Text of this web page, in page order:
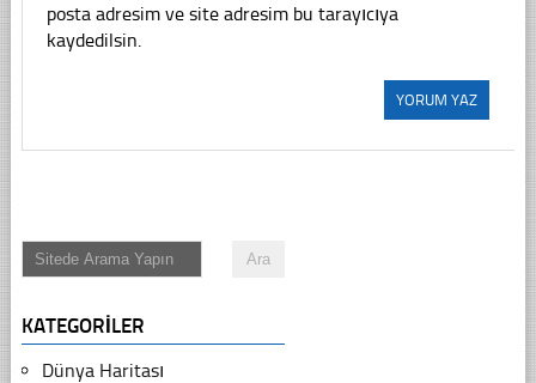
posta adresim ve site adresim bu tarayıcıya
kaydedilsin.
KATEGORILER
Dünya Haritası